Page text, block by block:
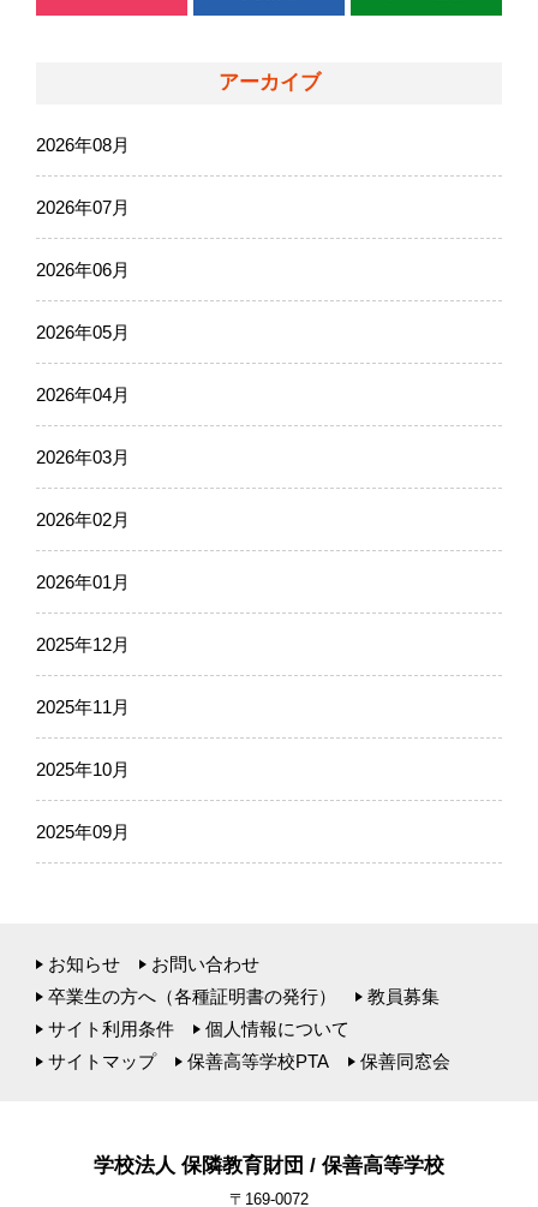
アーカイブ
2026年08月
2026年07月
2026年06月
2026年05月
2026年04月
2026年03月
2026年02月
2026年01月
2025年12月
2025年11月
2025年10月
2025年09月
お知らせ
お問い合わせ
卒業生の方へ（各種証明書の発行）
教員募集
サイト利用条件
個人情報について
サイトマップ
保善高等学校PTA 保善同窓会
学校法人 保隣教育財団 / 保善高等学校
〒169-0072